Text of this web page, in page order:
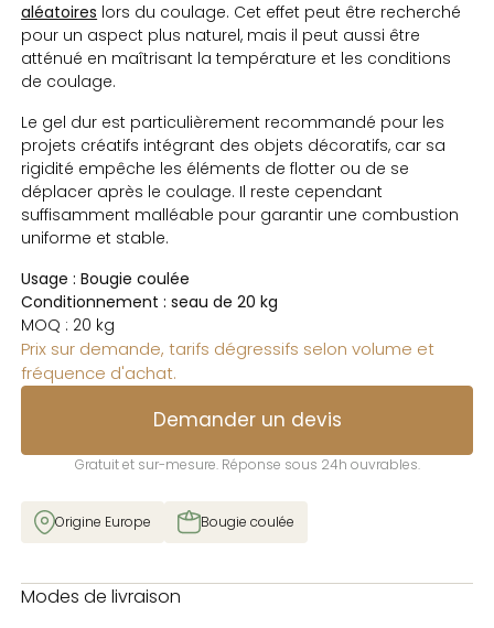
aléatoires lors du coulage. Cet effet peut être recherché
pour un aspect plus naturel, mais il peut aussi être
atténué en maîtrisant la température et les conditions
de coulage.
Le gel dur est particulièrement recommandé pour les
projets créatifs intégrant des objets décoratifs, car sa
rigidité empêche les éléments de flotter ou de se
déplacer après le coulage. Il reste cependant
suffisamment malléable pour garantir une combustion
uniforme et stable.
Usage :Bougie coulée
Conditionnement : seau de 20 kg
MOQ : 20 kg
Prix sur demande, tarifs dégressifs selon volume et
fréquence d'achat.
Demander un devis
Gratuit et sur-mesure. Réponse sous 24h ouvrables.
Origine Europe Bougie coulée
Modes de livraison